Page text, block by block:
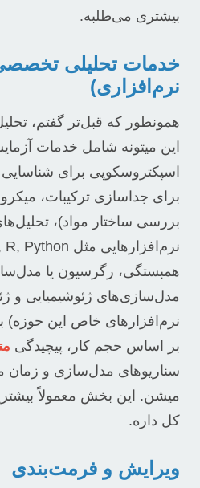
بیشتری می‌طلبه.
خدمات تحلیلی
نرم‌افزاری)
همونطور که قبل‌تر گفتم،
این میتونه شامل خدمات
اسپکتروسکوپی برای
برای جداسازی ترکیبات،
بررسی ساختار مواد)،
همبستگی، رگرسیون یا
مدل‌سازی‌های ژئوشیمیایی و
نرم‌افزارهای خاص این حوزه)
بر اساس حجم کار، پیچیدگی
سناریوهای مدل‌سازی و زمان
میشن. این بخش معمولاً
کل داره.
ویرایش و فرمت‌بندی